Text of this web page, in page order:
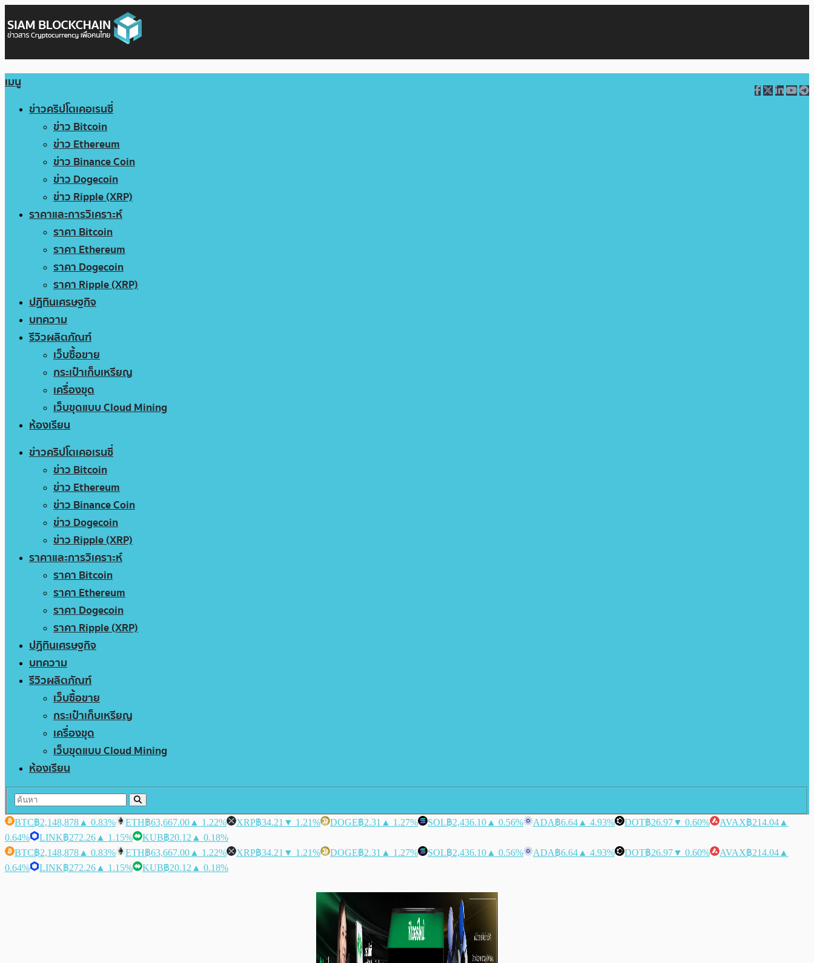
เมนู
ข่าวคริปโตเคอเรนซี่
ข่าว Bitcoin
ข่าว Ethereum
ข่าว Binance Coin
ข่าว Dogecoin
ข่าว Ripple (XRP)
ราคาและการวิเคราะห์
ราคา Bitcoin
ราคา Ethereum
ราคา Dogecoin
ราคา Ripple (XRP)
ปฏิทินเศรษฐกิจ
บทความ
รีวิวผลิตภัณฑ์
เว็บซื้อขาย
กระเป๋าเก็บเหรียญ
เครื่องขุด
เว็บขุดแบบ Cloud Mining
ห้องเรียน
ข่าวคริปโตเคอเรนซี่
ข่าว Bitcoin
ข่าว Ethereum
ข่าว Binance Coin
ข่าว Dogecoin
ข่าว Ripple (XRP)
ราคาและการวิเคราะห์
ราคา Bitcoin
ราคา Ethereum
ราคา Dogecoin
ราคา Ripple (XRP)
ปฏิทินเศรษฐกิจ
บทความ
รีวิวผลิตภัณฑ์
เว็บซื้อขาย
กระเป๋าเก็บเหรียญ
เครื่องขุด
เว็บขุดแบบ Cloud Mining
ห้องเรียน
BTC฿2,148,878 ▲ 0.83% ETH฿63,667.00 ▲ 1.22% XRP฿34.21 ▼ 1.21% DOGE฿2.31 ▲ 1.27% SOL฿2,436.10 ▲ 0.56% ADA฿6.64 ▲ 4.93% DOT฿26.97▼ 0.60% AVAX฿214.04 ▲
0.64%
LINK฿272.26 ▲ 1.15% KUB฿20.12 ▲ 0.18%
BTC฿2,148,878 ▲ 0.83% ETH฿63,667.00 ▲ 1.22% XRP฿34.21 ▼ 1.21% DOGE฿2.31 ▲ 1.27% SOL฿2,436.10 ▲ 0.56% ADA฿6.64 ▲ 4.93% DOT฿26.97▼ 0.60% AVAX฿214.04 ▲
0.64%
LINK฿272.26 ▲ 1.15% KUB฿20.12 ▲ 0.18%